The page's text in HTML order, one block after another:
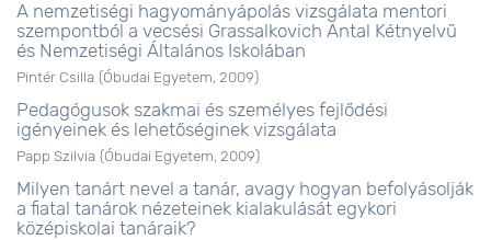
A nemzetiségi hagyományápolás vizsgálata mentori
szempontból a vecsési Grassalkovich Antal Kétnyelvű
és Nemzetiségi Általános Iskolában
Pintér Csilla (Óbudai Egyetem 2009)
Pedagógusok szakmai és személyes fejlődési
igényeinek és lehetőséginek vizsgálata
Papp Szilvia (Óbudai Egyetem 2009)
Milyen tanárt nevel a tanár, avagy hogyan befolyásolják
a fiatal tanárok nézeteinek kialakulását egykori
középiskolai tanáraik?